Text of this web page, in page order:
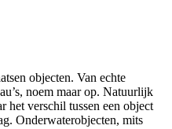
objecten. Van echte
noem maar op. Natuurlijk
het verschil tussen een object
Onderwaterobjecten, mits